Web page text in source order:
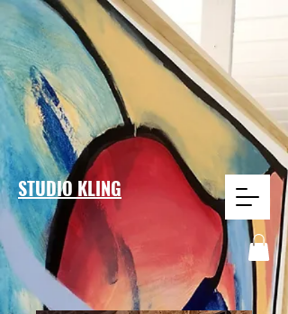
STUDIO KLING